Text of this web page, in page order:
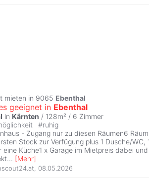
mieten in 9065 Ebenthal
geeignet in Ebenthal
in Kärnten / 128m² / 6 Zimmer
#ruhig
- Zugang nur zu diesen Räumen6
Stock zur Verfügung plus 1 Dusche/WC,
eine Küche1 x Garage im Mietpreis dabei
... [Mehr]
08.05.2026